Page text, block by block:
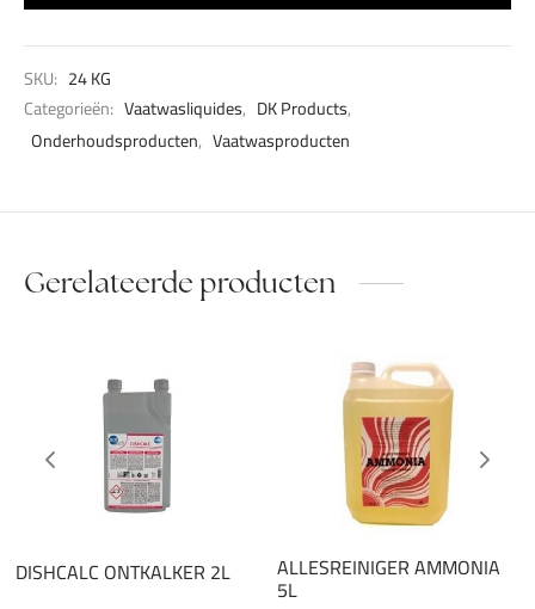
SKU: 24 KG
Categorieën: Vaatwasliquides, DK Products,
Onderhoudsproducten, Vaatwasproducten
Gerelateerde producten
DISHCALC ONTKALKER 2L ALLESREINIGER AMMONIA
5L